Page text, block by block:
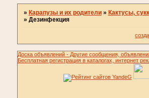
» Карапузы и их родители » Кактусы,
» Дезинфекция
Доска объявлений - Другие сообщения,
Бесплатная регистрация в каталогах, интернет